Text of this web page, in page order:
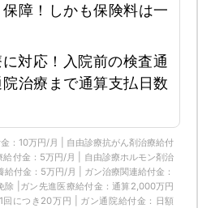
障！しかも保険料は一
対応！入院前の検査通
治療まで通算支払日数
：10万円/月 | 自由診療抗がん剤治療給付
付金：5万円/月 | 自由診療ホルモン剤治
付金：5万円/月 | ガン治療関連給付金：
除 |ガン先進医療給付金：通算2,000万円
につき20万円 | ガン通院給付金：日額